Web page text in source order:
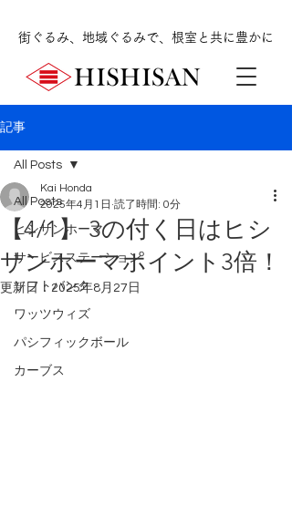
街ぐるみ、地域ぐるみで、根室と共に豊かに
記事
All Posts
ヒシサンホーマ
サービスステーション
ソフトバンク
ワッツウィズ
パシフィックボール
カーブス
All Posts
【4/1】 3の付く日はヒシ
サンホーマポイント3倍！
Kai Honda
2025年4月1日 読了時間: 0分
更新日： 2025年8月27日